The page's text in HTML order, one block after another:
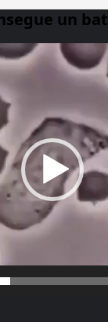
un